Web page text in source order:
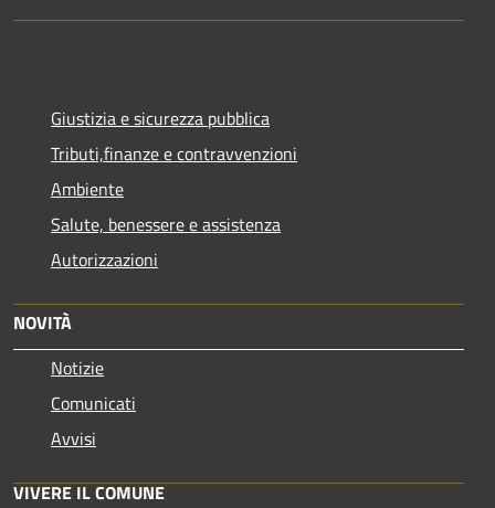
Giustizia e sicurezza pubblica
Tributi,finanze e contravvenzioni
Ambiente
Salute, benessere e assistenza
Autorizzazioni
NOVITÀ
Notizie
Comunicati
Avvisi
VIVERE IL COMUNE